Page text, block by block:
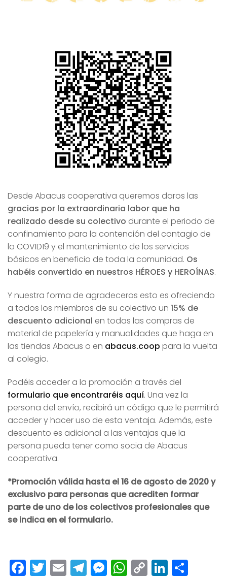
Desde Abacus cooperativa queremos daros las
gracias por la extraordinaria labor que ha
realizado desde su colectivo durante el periodo de
confinamiento para la contención del contagio de
la COVID19 y el mantenimiento de los servicios
básicos en beneficio de toda la comunidad. Os
habéis convertido en nuestros HÉROES y HEROÍNAS.
Y nuestra forma de agradeceros esto es ofreciendo
a todos los miembros de su colectivo un 15% de
descuento adicional en todas las compras de
material de papelería y manualidades que haga en
las tiendas Abacus o en abacus.coop para la vuelta
al colegio.
Podéis acceder a la promoción a través del
formulario que encontraréis aquí. Una vez la
persona del envío, recibirá un código que le permitirá
acceder y hacer uso de esta ventaja. Además, este
descuento es adicional a las ventajas que la
persona pueda tener como socia de Abacus
cooperativa.
*Promoción válida hasta el 16 de agosto de 2020 y
exclusivo para personas que acrediten formar
parte de uno de los colectivos profesionales que
se indica en el formulario.
Facebook
Twitter
EmailTelegram
Messenger
WhatsApp
Copy